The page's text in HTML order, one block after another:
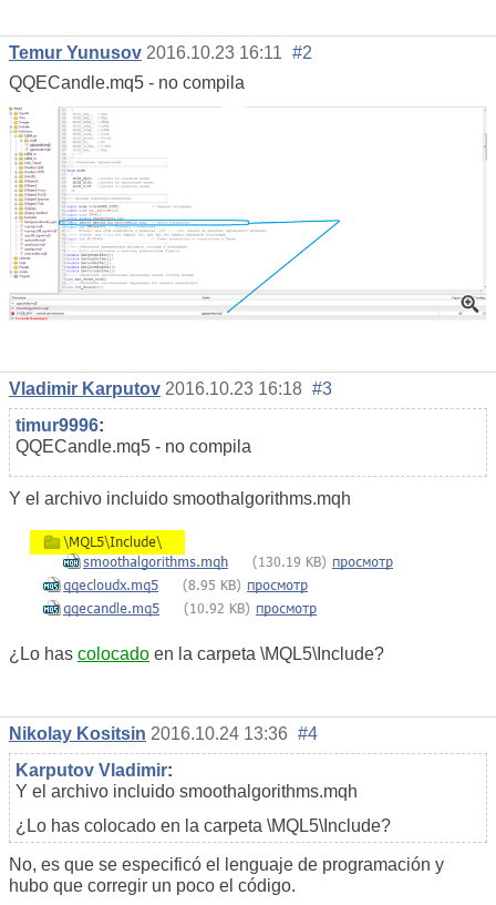
Temur Yunusov 2016.10.23 16:11 #2
QQECandle.mq5 - no compila
Vladimir Karputov 2016.10.23 16:18 #3
timur9996:
QQECandle.mq5 - no compila
Y el archivo incluido smoothalgorithms.mqh
¿Lo has colocado en la carpeta \MQL5\Include?
Nikolay Kositsin 2016.10.24 13:36 #4
Karputov Vladimir:
Y el archivo incluido smoothalgorithms.mqh
¿Lo has colocado en la carpeta \MQL5\Include?
No, es que se especificó el lenguaje de programación y
hubo que corregir un poco el código.